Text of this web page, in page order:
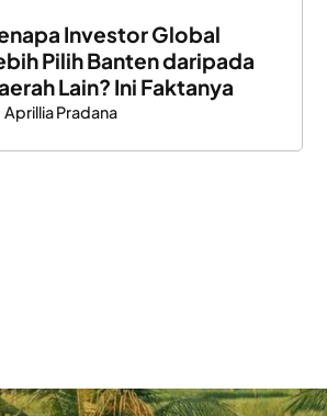
Investor Global
Pilih Banten daripada
Lain? Ini Faktanya
Aprillia Pradana